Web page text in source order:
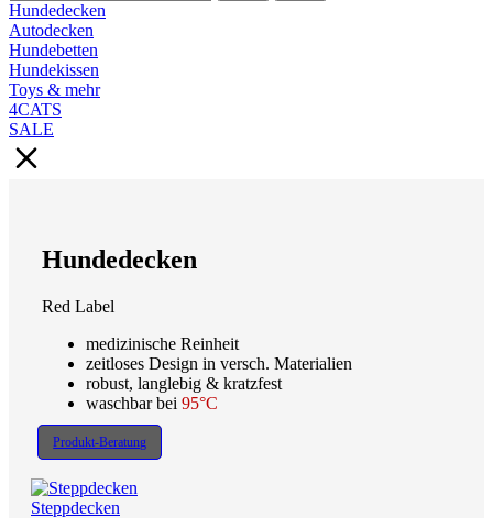
Hundedecken
Autodecken
Hundebetten
Hundekissen
Toys & mehr
4CATS
SALE
Hundedecken
Red Label
medizinische Reinheit
zeitloses Design in versch. Materialien
robust, langlebig & kratzfest
waschbar bei 95°C
Produkt-Beratung
Steppdecken